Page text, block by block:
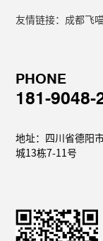
友情链接： 成都飞
PHONE
181-9048-
地址：四川省德阳
城13栋7-11号